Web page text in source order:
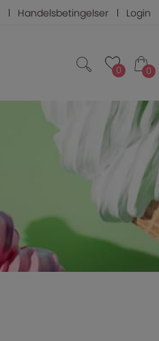
Handelsbetingelser Login
0
0 0
0